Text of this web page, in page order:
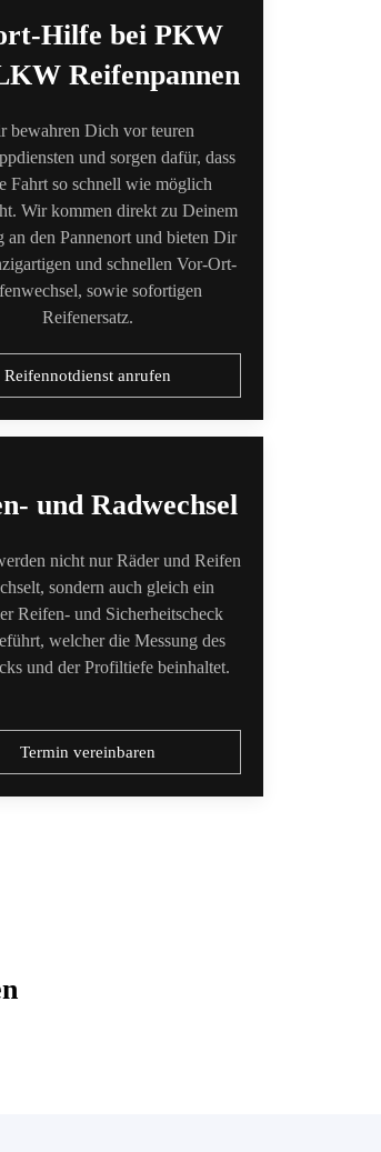
Hilfe bei PKW
Reifenpannen
bewahren Dich vor teuren
und sorgen dafür, dass
Fahrt so schnell wie möglich
Wir kommen direkt zu Deinem
an den Pannenort und bieten Dir
und schnellen Vor-Ort-
sowie sofortigen
Reifenersatz.
Reifennotdienst anrufen
und Radwechsel
nicht nur Räder und Reifen
sondern auch gleich ein
Reifen- und Sicherheitscheck
welcher die Messung des
und der Profiltiefe beinhaltet.
Termin vereinbaren